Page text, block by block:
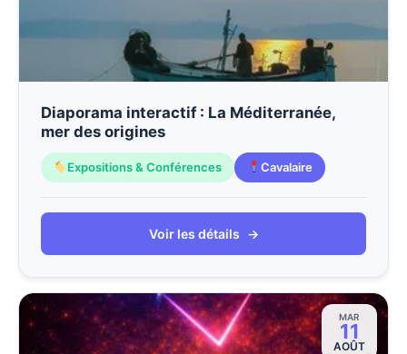
Diaporama interactif : La Méditerranée,
mer des origines
Expositions & Conférences Cavalaire
Voir les détails →
MAR
11
AOÛT